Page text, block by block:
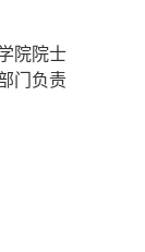
院院士
门负责